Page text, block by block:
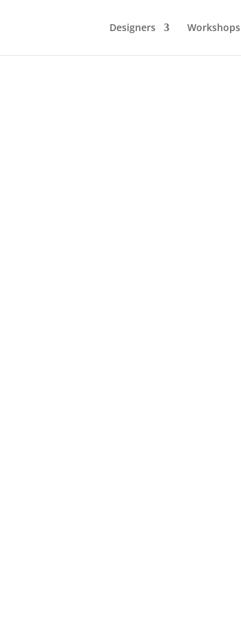
Designers Workshops